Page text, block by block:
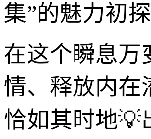
集”的魅力初探
在这个瞬息万
情、释放内在
恰如其时地💡